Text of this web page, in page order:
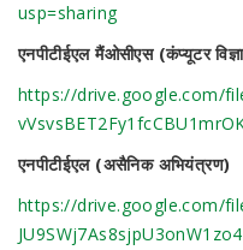
usp=sharing
एनपीटीईएल मैंओसीएस (कंप्यूटर
https://drive.google.com/
एनपीटीईएल (असैनिक अभियंत्रण)
https://drive.google.com/